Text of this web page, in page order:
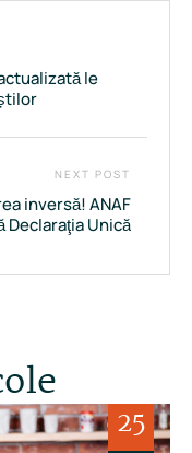
le
NEXT POST
inversă! ANAF
Declaraţia Unică
25